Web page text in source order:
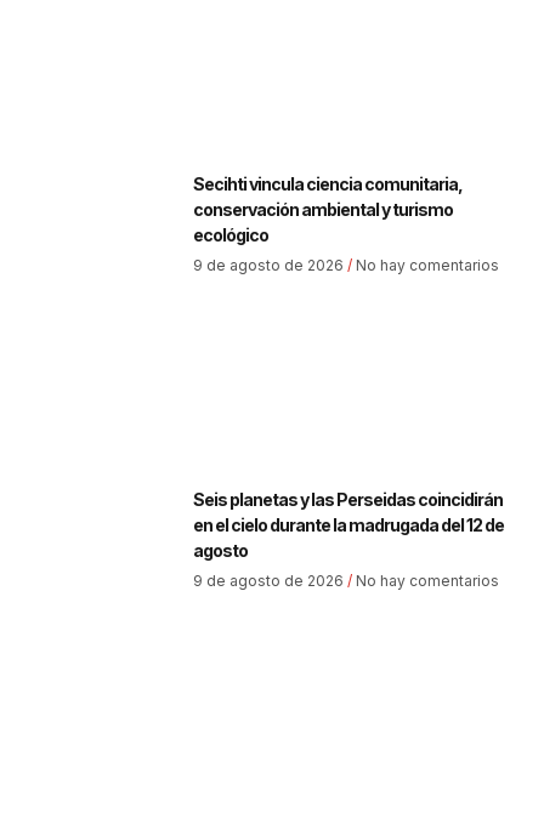
Secihti vincula ciencia comunitaria,
conservación ambiental y turismo
ecológico
9 de agosto de 2026 No hay comentarios
Seis planetas y las Perseidas coincidirán
en el cielo durante la madrugada del 12 de
agosto
9 de agosto de 2026 No hay comentarios